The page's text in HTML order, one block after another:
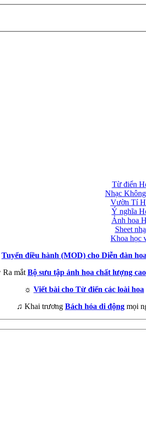
Từ điển
Nhạc
Vườn Tí
Ý nghĩa
Ảnh hoa
Sheet
Khoa học
Tuyển điều hành (MOD) cho Diễn đàn hoa
Ra mắt Bộ sưu tập ảnh hoa chất lượng cao
☼ Viết bài cho Từ điển các loài hoa
♫ Khai trương Bách hóa di động mọi